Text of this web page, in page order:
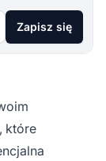
Zapisz się
które